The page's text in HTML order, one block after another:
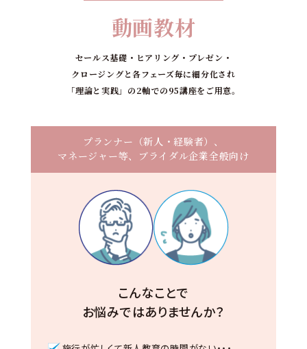
動画教材
セールス基礎・ヒアリング・プレゼン・
クロージングと各フェーズ毎に細分化され
「理論と実践」の2軸での95講座をご用意。
プランナー（新人・経験者）、
マネージャー等、ブライダル企業全般向け
こんなことで
お悩みではありませんか？